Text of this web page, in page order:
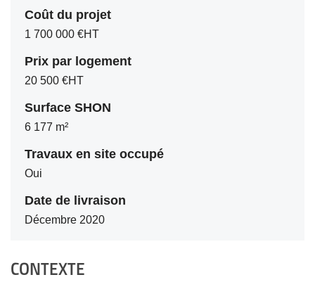
Coût du projet
1 700 000 €HT
Prix par logement
20 500 €HT
Surface SHON
6 177 m²
Travaux en site occupé
Oui
Date de livraison
Décembre 2020
CONTEXTE